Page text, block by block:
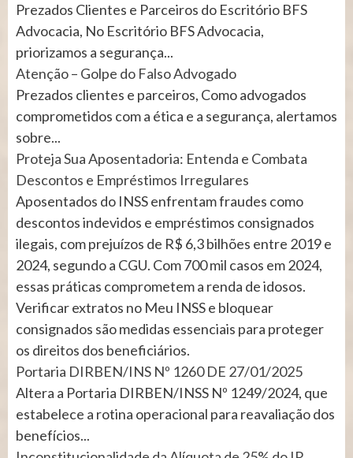
Prezados Clientes e Parceiros do Escritório BFS
Advocacia, No Escritório BFS Advocacia,
priorizamos a segurança...
Atenção – Golpe do Falso Advogado
Prezados clientes e parceiros, Como advogados
comprometidos com a ética e a segurança, alertamos
sobre...
Proteja Sua Aposentadoria: Entenda e Combata
Descontos e Empréstimos Irregulares
Aposentados do INSS enfrentam fraudes como
descontos indevidos e empréstimos consignados
ilegais, com prejuízos de R$ 6,3 bilhões entre 2019 e
2024, segundo a CGU. Com 700 mil casos em 2024,
essas práticas comprometem a renda de idosos.
Verificar extratos no Meu INSS e bloquear
consignados são medidas essenciais para proteger
os direitos dos beneficiários.
Portaria DIRBEN/INS Nº 1260 DE 27/01/2025
Altera a Portaria DIRBEN/INSS Nº 1249/2024, que
estabelece a rotina operacional para reavaliação dos
benefícios...